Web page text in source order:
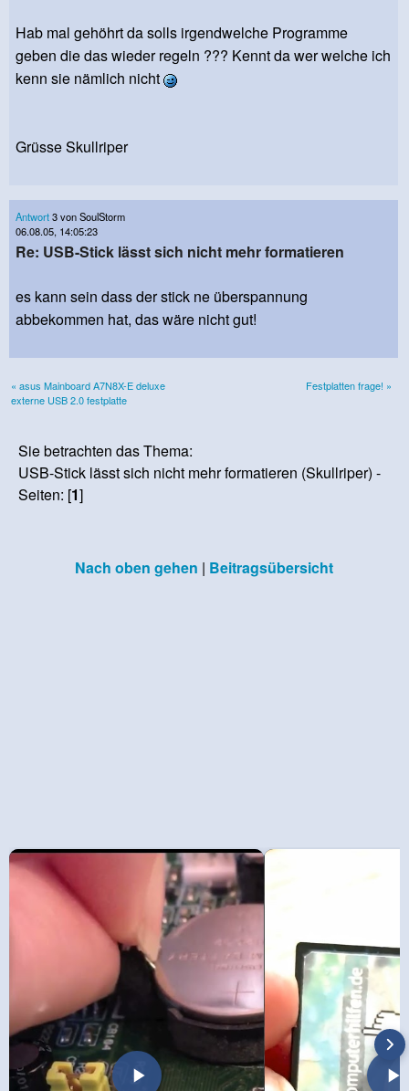
Hab mal gehöhrt da solls irgendwelche Programme
geben die das wieder regeln ??? Kennt da wer welche ich
kenn sie nämlich nicht
Grüsse Skullriper
Antwort3 von SoulStorm
06.08.05, 14:05:23
Re: USB-Stick lässt sich nicht mehr formatieren
es kann sein dass der stick ne überspannung
abbekommen hat, das wäre nicht gut!
« asus Mainboard A7N8X-E deluxe
externe USB 2.0 festplatte
Festplatten frage! »
Sie betrachten das Thema:
USB-Stick lässt sich nicht mehr formatieren (Skullriper) -
Seiten: [1]
Nach oben gehen | Beitragsübersicht